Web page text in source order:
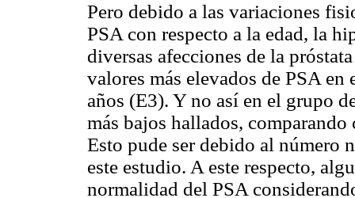
Pero debido a las variaciones
PSA con respecto a la edad, la
diversas afecciones de la
valores más elevados de PSA
años (E3). Y no así en el grupo
más bajos hallados,
Esto pude ser debido al número
este estudio. A este respecto,
normalidad del PSA